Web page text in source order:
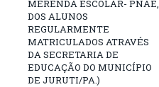
MERENDA ESCOLAR- PNAE,
DOS ALUNOS
REGULARMENTE
MATRICULADOS ATRAVÉS
DA SECRETARIA DE
EDUCAÇÃO DO MUNICÍPIO
DE JURUTI/PA.)